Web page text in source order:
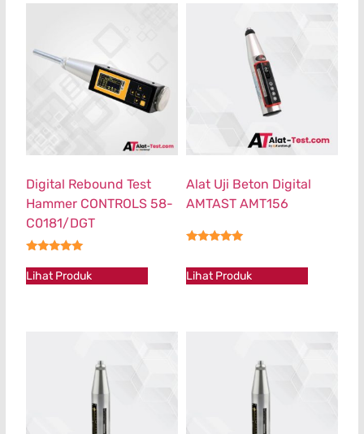
Digital Rebound Test
Hammer CONTROLS 58-
C0181/DGT
Lihat Produk
Alat Uji Beton Digital
AMTAST AMT156
Lihat Produk